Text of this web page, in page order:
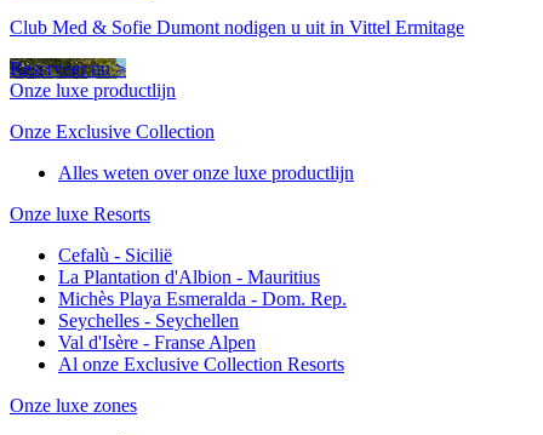
Club Med & Sofie Dumont nodigen u uit in Vittel Ermitage
Reserveer nu >
Onze luxe productlijn
Onze Exclusive Collection
Alles weten over onze luxe productlijn
Onze luxe Resorts
Cefalù - Sicilië
La Plantation d'Albion - Mauritius
Michès Playa Esmeralda - Dom. Rep.
Seychelles - Seychellen
Val d'Isère - Franse Alpen
Al onze Exclusive Collection Resorts
Onze luxe zones